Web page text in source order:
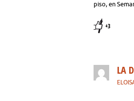
piso, en
+3
LA